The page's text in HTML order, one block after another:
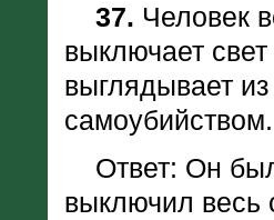
37. Человек
выключает
выглядывает
Ответ: Он
выключил весь